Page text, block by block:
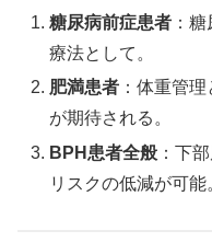
糖尿病前症患者 ：
療法として。
肥満患者 ：体重管
が期待される。
BPH患者全般 ：下
リスクの低減が可能